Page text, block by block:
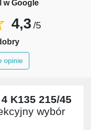
w Google
4,3 /5
opinie
K135 215/45
wybór